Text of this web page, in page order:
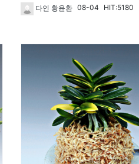
다인 황윤환 08-04 HIT:5180